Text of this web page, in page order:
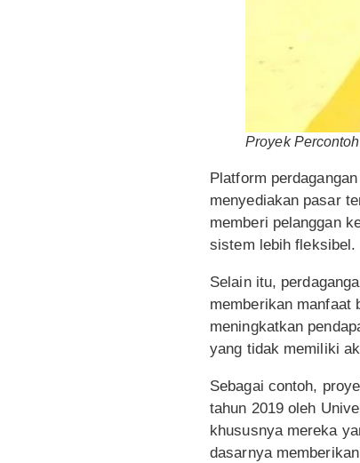
Proyek
Platform
menyediakan pasar
memberi pelanggan
sistem lebih fleksibel.
Selain itu,
memberikan manfaat
meningkatkan
yang tidak memiliki
Sebagai contoh,
tahun 2019 oleh
khususnya mereka
dasarnya